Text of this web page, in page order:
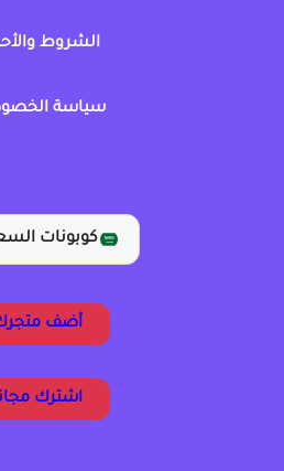
الشروط
سياسة
كوبونات
أضف
اشترك